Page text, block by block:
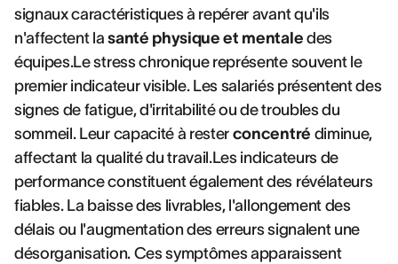
signaux caractéristiques à repérer avant qu'ils
n'affectent lasanté physique et mentale des
équipes.Le stress chronique représente souvent le
premier indicateur visible. Les salariés présentent des
signes de fatigue, d'irritabilité ou de troubles du
sommeil. Leur capacité à rester concentré diminue,
affectant la qualité du travail.Les indicateurs de
performance constituent également des révélateurs
fiables. La baisse des livrables, l'allongement des
délais ou l'augmentation des erreurs signalent une
désorganisation. Ces symptômes apparaissent